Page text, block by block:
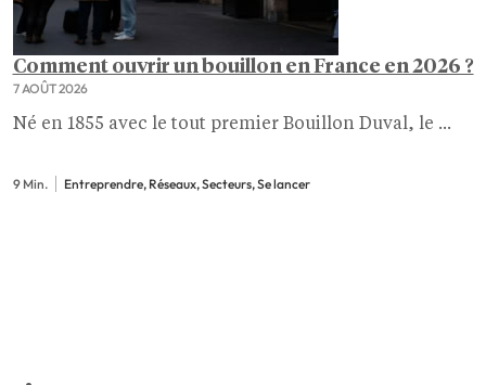
Comment ouvrir un bouillon en France en 2026 ?
7 AOÛT 2026
Né en 1855 avec le tout premier Bouillon Duval, le ...
9 Min. Entreprendre, Réseaux, Secteurs, Se lancer